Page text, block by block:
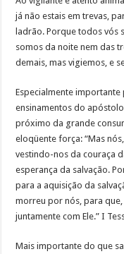
já não estais em trevas,
ladrão. Porque todos vós
somos da noite nem das
demais, mas vigiemos, e
Especialmente
ensinamentos do
próximo da grande
eloqüente força: “Mas
vestindo-nos da couraça
esperança da salvação.
para a aquisição da
morreu por nós, para
juntamente com Ele.” I
Mais importante do que